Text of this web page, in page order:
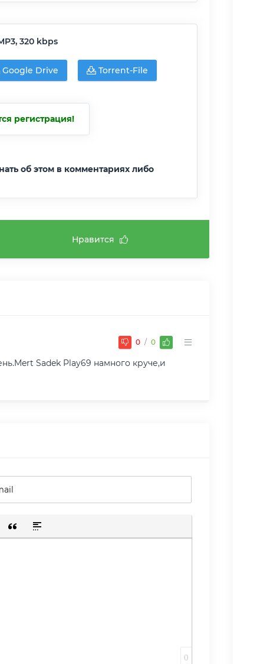
320 kbps
Google Drive Torrent-File
регистрация!
об этом в комментариях либо
Нравится
0 / 0
Sadek Play69 намного круче,и
ссылку
скрытого текста
Вставка цитаты
Вставка спойлера
0